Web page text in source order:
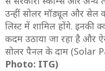
उन्हीं सोलर मॉड्यूल और सेल
लिस्ट में शामिल होंगे. इनकी
कदम उठाया जा रहा है और
सोलर पैनल के दाम (Solar
Photo: ITG)